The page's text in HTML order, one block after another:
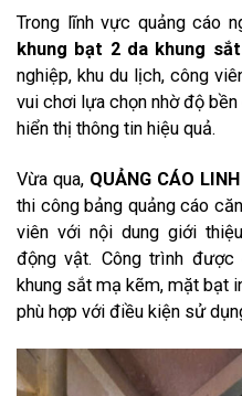
Trong lĩnh vực quảng cáo
khung bạt 2 da khung sắt
nghiệp, khu du lịch, công
vui chơi lựa chọn nhờ độ
hiển thị thông tin hiệu quả.
Vừa qua, QUẢNG CÁO
thi công bảng quảng cáo
viên với nội dung giới
động vật. Công trình
khung sắt mạ kẽm, mặt bạt
phù hợp với điều kiện sử